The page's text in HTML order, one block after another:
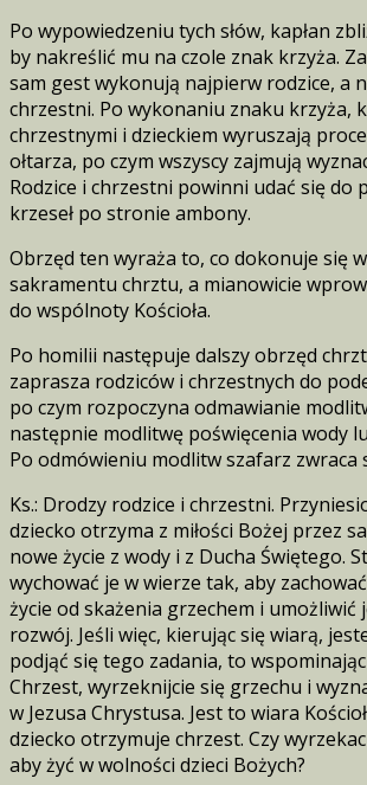
Po wypowiedzeniu tych słów, kapłan
by nakreślić mu na czole znak krzyża.
sam gest wykonują najpierw rodzice, a
chrzestni. Po wykonaniu znaku krzyża,
chrzestnymi i dzieckiem wyruszają
ołtarza, po czym wszyscy zajmują
Rodzice i chrzestni powinni udać się do
krzeseł po stronie ambony.
Obrzęd ten wyraża to, co dokonuje się
sakramentu chrztu, a mianowicie
do wspólnoty Kościoła.
Po homilii następuje dalszy obrzęd
zaprasza rodziców i chrzestnych do
po czym rozpoczyna odmawianie
następnie modlitwę poświęcenia wody
Po odmówieniu modlitw szafarz zwraca
Ks.: Drodzy rodzice i chrzestni.
dziecko otrzyma z miłości Bożej przez
nowe życie z wody i z Ducha Świętego.
wychować je w wierze tak, aby
życie od skażenia grzechem i umożliwić
rozwój. Jeśli więc, kierując się wiarą,
podjąć się tego zadania, to
Chrzest, wyrzeknijcie się grzechu i
w Jezusa Chrystusa. Jest to wiara
dziecko otrzymuje chrzest. Czy
aby żyć w wolności dzieci Bożych?